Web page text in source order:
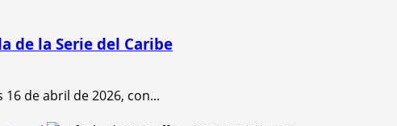
de la Serie del Caribe
de abril de 2026, con...